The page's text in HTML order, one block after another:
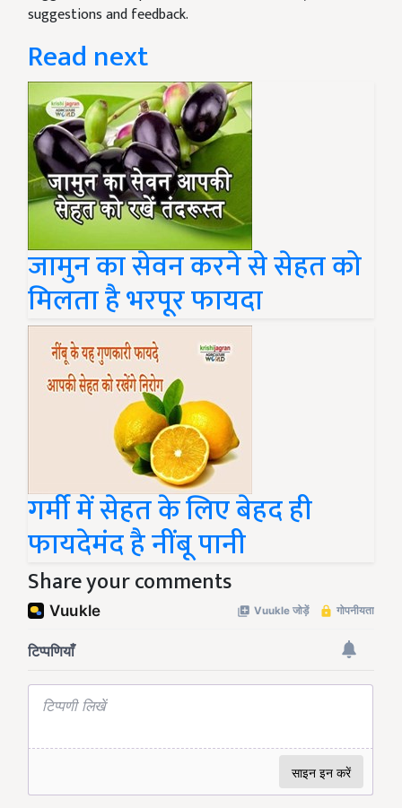
suggestions and feedback.
Read next
जामुन का सेवन करने से सेहत को
मिलता है भरपूर फायदा
गर्मी में सेहत के लिए बेहद ही
फायदेमंद है नींबू पानी
Share your comments